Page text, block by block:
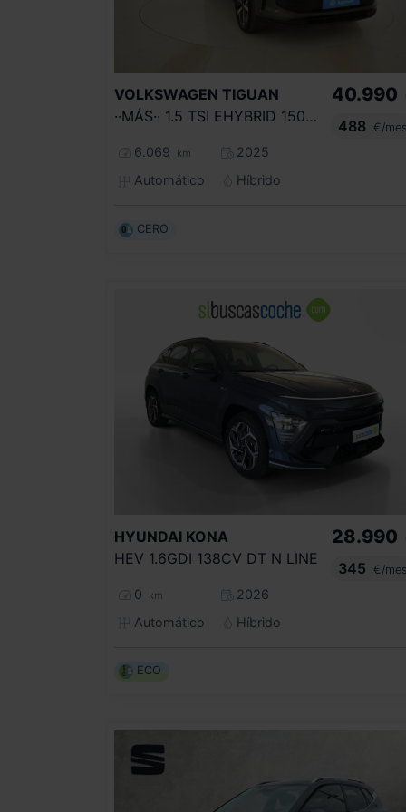
VOLKSWAGEN TIGUAN
··MÁS·· 1.5 TSI EHYBRID 150KW (204CV) DSG
6.069 km
2025
Automático
Híbrido
40.990
488
€/mes
CERO
HYUNDAI KONA
HEV 1.6GDI 138CV DT N LINE
0 km
2026
Automático
Híbrido
28.990
345
€/mes
ECO